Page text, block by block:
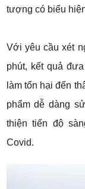
tượng có biểu
Với yêu cầu xét
phút, kết quả
làm tổn hại đến
phẩm dễ dàng
thiện tiến độ
Covid.